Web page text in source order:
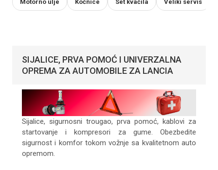
Motorno ulje Kočnice Set kvačila Veliki servis
SIJALICE, PRVA POMOĆ I UNIVERZALNA
OPREMA ZA AUTOMOBILE ZA LANCIA
Sijalice, sigurnosni trougao, prva pomoć, kablovi za
startovanje i kompresori za gume. Obezbedite
sigurnost i komfor tokom vožnje sa kvalitetnom auto
opremom.